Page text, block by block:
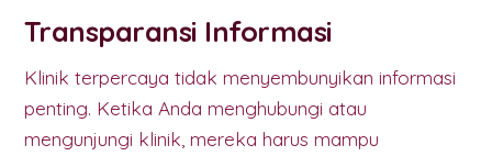
Transparansi Informasi
Klinik terpercaya tidak menyembunyikan informasi
penting. Ketika Anda menghubungi atau
mengunjungi klinik, mereka harus mampu